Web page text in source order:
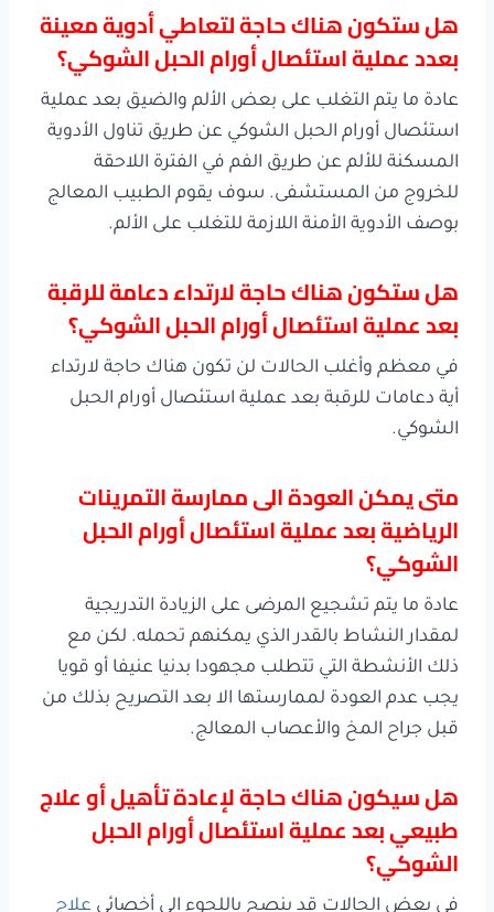
هل ستكون هناك حاجة لتعاطي أدوية معينة
بعدد عملية استئصال أورام الحبل الشوكي؟
عادة ما يتم التغلب على بعض الألم والضيق بعد عملية
استئصال أورام الحبل الشوكي عن طريق تناول الأدوية
المسكنة للألم عن طريق الفم في الفترة اللاحقة
للخروج من المستشفى. سوف يقوم الطبيب المعالج
بوصف الأدوية الأمنة اللازمة للتغلب على الألم.
هل ستكون هناك حاجة لارتداء دعامة للرقبة
بعد عملية استئصال أورام الحبل الشوكي؟
في معظم وأغلب الحالات لن تكون هناك حاجة لارتداء
أية دعامات للرقبة بعد عملية استئصال أورام الحبل
الشوكي.
متى يمكن العودة الى ممارسة التمرينات
الرياضية بعد عملية استئصال أورام الحبل
الشوكي؟
عادة ما يتم تشجيع المرضى على الزيادة التدريجية
لمقدار النشاط بالقدر الذي يمكنهم تحمله. لكن مع
ذلك الأنشطة التي تتطلب مجهودا بدنيا عنيفا أو قويا
يجب عدم العودة لممارستها الا بعد التصريح بذلك من
قبل جراح المخ والأعصاب المعالج.
هل سيكون هناك حاجة لإعادة تأهيل أو علاج
طبيعي بعد عملية استئصال أورام الحبل
الشوكي؟
في بعض الحالات قد ينصح باللجوء الى أخصائي علاج